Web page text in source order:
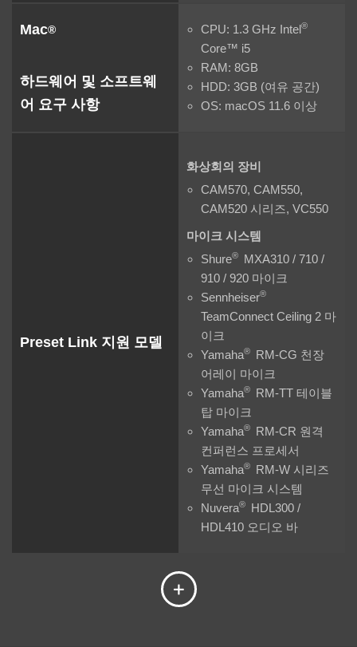
Mac®
하드웨어 및 소프트웨
어 요구 사항
CPU: 1.3 GHz Intel®
Core™ i5
RAM: 8GB
HDD: 3GB (여유 공간)
OS: macOS 11.6 이상
Preset Link 지원 모델
화상회의 장비
CAM570, CAM550,
CAM520 시리즈, VC550
마이크 시스템
Shure®
MXA310 / 710 /
910 / 920 마이크
Sennheiser®
TeamConnect Ceiling 2 마
이크
Yamaha®
RM-CG 천장
어레이 마이크
Yamaha®
RM-TT 테이블
탑 마이크
Yamaha®
RM-CR 원격
컨퍼런스 프로세서
Yamaha®
RM-W 시리즈
무선 마이크 시스템
Nuvera®
HDL300 /
HDL410 오디오 바